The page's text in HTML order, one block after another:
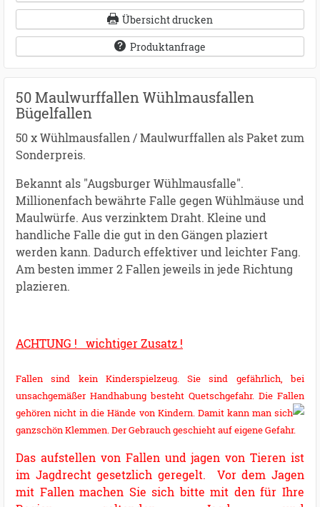
Übersicht drucken
Produktanfrage
50 Maulwurffallen Wühlmausfallen
Bügelfallen
50 x Wühlmausfallen / Maulwurffallen als Paket zum
Sonderpreis.
Bekannt als "Augsburger Wühlmausfalle".
Millionenfach bewährte Falle gegen Wühlmäuse und
Maulwürfe. Aus verzinktem Draht. Kleine und
handliche Falle die gut in den Gängen plaziert
werden kann. Dadurch effektiver und leichter Fang.
Am besten immer 2 Fallen jeweils in jede Richtung
plazieren.
ACHTUNG ! wichtiger Zusatz !
Fallen sind kein Kinderspielzeug. Sie sind gefährlich, bei
unsachgemäßer Handhabung besteht Quetschgefahr. Die Fallen
gehören nicht in die Hände von Kindern. Damit kann man sich
ganzschön Klemmen. Der Gebrauch geschieht auf eigene Gefahr.
Das aufstellen von Fallen und jagen von Tieren ist
im Jagdrecht gesetzlich geregelt. Vor dem Jagen
mit Fallen machen Sie sich bitte mit den für Ihre